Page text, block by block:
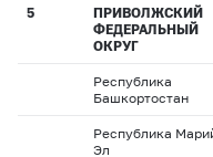
5
ПРИВОЛЖСКИЙ
ФЕДЕРАЛЬНЫЙ
ОКРУГ
Республика
Башкортостан
Республика
Эл